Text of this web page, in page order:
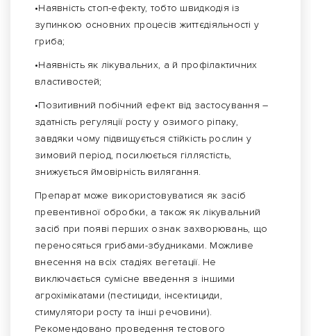
•Наявність стоп-ефекту, тобто швидкодія із
зупинкою основних процесів життєдіяльності у
гриба;
•Наявність як лікувальних, а й профілактичних
властивостей;
•Позитивний побічний ефект від застосування –
здатність регуляції росту у озимого ріпаку,
завдяки чому підвищується стійкість рослин у
зимовий період, посилюється гіллястість,
знижується ймовірність вилягання.
Препарат може використовуватися як засіб
превентивної обробки, а також як лікувальний
засіб при появі перших ознак захворювань, що
переносяться грибами-збудниками. Можливе
внесення на всіх стадіях вегетації. Не
виключається сумісне введення з іншими
агрохімікатами (пестициди, інсектициди,
стимулятори росту та інші речовини).
Рекомендовано проведення тестового